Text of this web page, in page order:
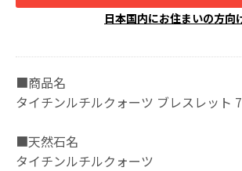
日本国内にお住まいの方向
■商品名
タイチンルチルクォーツ ブレスレット
■天然石名
タイチンルチルクォーツ